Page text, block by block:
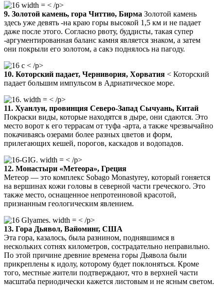
< /p>
9. Золотой камень, гора Читтио, Бирма Золотой камень
здесь уже девять -на краю горы высокой 1,5 км и не падает
даже после этого. Согласно рвоту, буддисты, такая супер
-аргументированная баланс камня является знаком, а затем
они покрыли его золотом, а сакэ поднялось на пагоду.
< /p>
10. Которский падает, Чернивория, Хорватия < Которский
падает большим импульсом в Адриатическое море.
< /p>
11. Хуанлун, провинция Северо-Запад Сычуань, Китай
Покраски виды, которые находятся в дыре, они сдаются. Это
место ворот к его террасам от туфа -арта, а также чрезвычайно
покачиваясь озерами более разных цветов и форм,
прилегающих кешей, порогов, каскадов и водопадов.
< /p>
12. Монастыри «Метеора», Греция
Метеор — это комплекс Sobago Monastyrey, который гоняется
на вершинах кожи головы в северной части греческого. Это
также место, оснащенное непротеиновой красотой,
признанным геологическим явлением.
< /p>
13. Гора Дьявол, Вайоминг, США
Эта гора, казалось, была разнином, поднявшимся в
нескольких сотнях километров, сострадательно неправильно.
По этой причине древние времена горы Дьявола были
прикреплены к идолу, которому будет поклоняться. Кроме
того, местные жители подтверждают, что в верхней части
масштаба периодически кажется листовым и не ясным светом.